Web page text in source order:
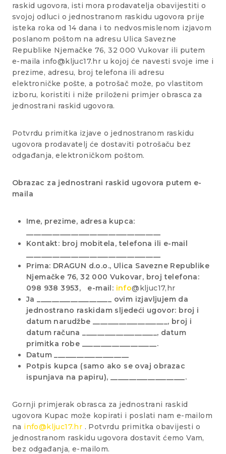
raskid ugovora, isti mora prodavatelja obavijestiti o
svojoj odluci o jednostranom raskidu ugovora prije
isteka roka od 14 dana i to nedvosmislenom izjavom
poslanom poštom na adresu Ulica Savezne
Republike Njemačke 76, 32 000 Vukovar ili putem
e-maila info@kljuc17.hr u kojoj će navesti svoje ime i
prezime, adresu, broj telefona ili adresu
elektroničke pošte, a potrošač može, po vlastitom
izboru, koristiti i niže priloženi primjer obrasca za
jednostrani raskid ugovora.
Potvrdu primitka izjave o jednostranom raskidu
ugovora prodavatelj će dostaviti potrošaču bez
odgađanja, elektroničkom poštom.
Obrazac za jednostrani raskid ugovora putem e-
maila
Ime, prezime, adresa kupca:
____________________________________
Kontakt: broj mobitela, telefona ili e-mail
____________________________________
Prima: DRAGUN d.o.o., Ulica Savezne Republike
Njemačke 76, 32 000 Vukovar, broj telefona:
098 938 3953, e-mail: info@kljuc17,hr
Ja ____________________ ovim izjavljujem da
jednostrano raskidam sljedeći ugovor: broj i
datum narudžbe ____________________, broj i
datum računa ____________________, datum
primitka robe ____________________.
Datum ____________________
Potpis kupca (samo ako se ovaj obrazac
ispunjava na papiru), ____________________.
Gornji primjerak obrasca za jednostrani raskid
ugovora Kupac može kopirati i poslati nam e-mailom
na info@kljuc17.hr . Potvrdu primitka obavijesti o
jednostranom raskidu ugovora dostavit ćemo Vam,
bez odgađanja, e-mailom.